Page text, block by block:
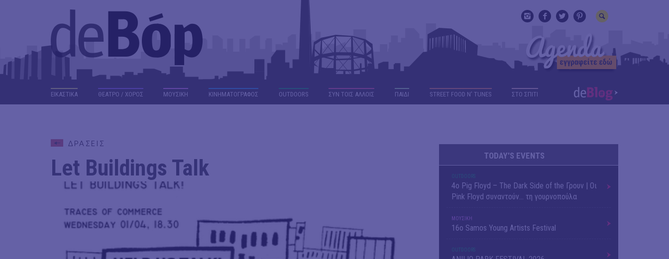
ΕΙΚΑΣΤΙΚΑ ΘΕΑΤΡΟ / ΧΟΡΟΣ ΜΟΥΣΙΚΗ ΚΙΝΗΜΑΤΟΓΡΑΦΟΣ OUTDΟORS ΣΥΝ ΤΟΙΣ ΑΛΛΟΙΣ ΠΑΙΔΙ STREET FOOD N' TUNES ΣΤΟ ΣΠΙΤΙ
ΔΡΑΣΕΙΣ
Let Buildings Talk TODAY'S EVENTS
OUTDΟORS
4ο Pig Floyd – The Dark Side of the Γρουν | Οι
Pink Floyd συναντούν… τη γουρνοπούλα
ΜΟΥΣΙΚΗ
16o Samos Young Artists Festival
OUTDΟORS